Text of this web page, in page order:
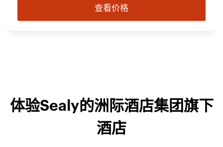
查看价格
体验Sealy的洲际酒店集团旗下
酒店